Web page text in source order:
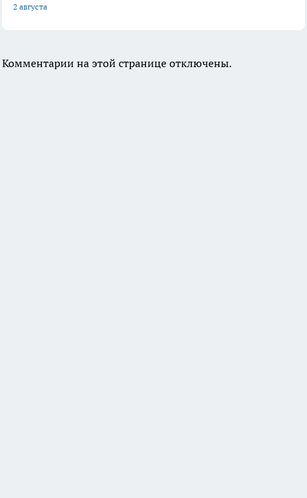
2 августа
Комментарии на этой странице отключены.